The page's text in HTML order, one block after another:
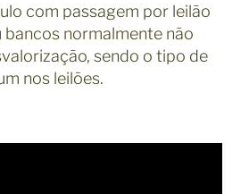
com passagem por leilão
bancos normalmente não
sendo o tipo de
nos leilões.